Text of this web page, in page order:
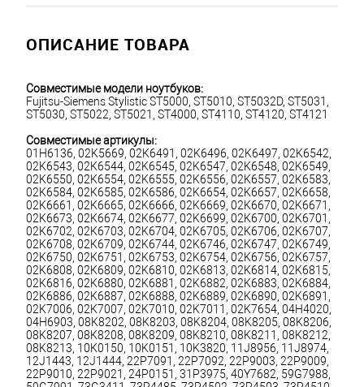
ОПИСАНИЕ ТОВАРА
Совместимые модели ноутбуков:
Fujitsu-Siemens Stylistic ST5000, ST5010, ST5032D, ST5031,
ST5030, ST5022, ST5021, ST4000, ST4110, ST4120, ST4121
Совместимые артикулы:
01H6136, 02K5669, 02K6491, 02K6496, 02K6497, 02K6542,
02K6543, 02K6544, 02K6545, 02K6547, 02K6548, 02K6549,
02K6550, 02K6554, 02K6555, 02K6556, 02K6557, 02K6583,
02K6584, 02K6585, 02K6586, 02K6654, 02K6657, 02K6658,
02K6661, 02K6665, 02K6666, 02K6669, 02K6670, 02K6671,
02K6673, 02K6674, 02K6677, 02K6699, 02K6700, 02K6701,
02K6702, 02K6703, 02K6704, 02K6705, 02K6706, 02K6707,
02K6708, 02K6709, 02K6744, 02K6746, 02K6747, 02K6749,
02K6750, 02K6751, 02K6753, 02K6754, 02K6756, 02K6757,
02K6808, 02K6809, 02K6810, 02K6813, 02K6814, 02K6815,
02K6816, 02K6880, 02K6881, 02K6882, 02K6883, 02K6884,
02K6886, 02K6887, 02K6888, 02K6889, 02K6890, 02K6891,
02K7006, 02K7007, 02K7010, 02K7011, 02K7654, 04H4020,
04H6903, 08K8202, 08K8203, 08K8204, 08K8205, 08K8206,
08K8207, 08K8208, 08K8209, 08K8210, 08K8211, 08K8212,
08K8213, 10K0150, 10K0151, 10K3820, 11J8956, 11J8974,
12J1443, 12J1444, 22P7091, 22P7092, 22P9003, 22P9009,
22P9010, 22P9021, 24P0151, 31P3975, 40Y7682, 59G7988,